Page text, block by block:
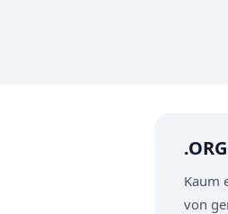
Kaum
von